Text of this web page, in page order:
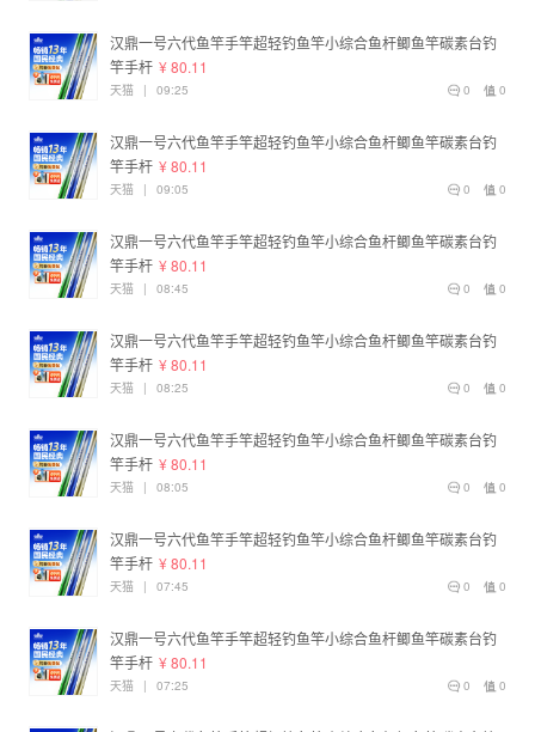
汉鼎一号六代鱼竿手竿超轻钓鱼竿小综合鱼杆鲫鱼竿碳素台钓
竿手杆 ¥ 80.11
0
0
天猫 | 09:25
汉鼎一号六代鱼竿手竿超轻钓鱼竿小综合鱼杆鲫鱼竿碳素台钓
竿手杆 ¥ 80.11
0
0
天猫 | 09:05
汉鼎一号六代鱼竿手竿超轻钓鱼竿小综合鱼杆鲫鱼竿碳素台钓
竿手杆 ¥ 80.11
0
0
天猫 | 08:45
汉鼎一号六代鱼竿手竿超轻钓鱼竿小综合鱼杆鲫鱼竿碳素台钓
竿手杆 ¥ 80.11
0
0
天猫 | 08:25
汉鼎一号六代鱼竿手竿超轻钓鱼竿小综合鱼杆鲫鱼竿碳素台钓
竿手杆 ¥ 80.11
0
0
天猫 | 08:05
汉鼎一号六代鱼竿手竿超轻钓鱼竿小综合鱼杆鲫鱼竿碳素台钓
竿手杆 ¥ 80.11
0
0
天猫 | 07:45
汉鼎一号六代鱼竿手竿超轻钓鱼竿小综合鱼杆鲫鱼竿碳素台钓
竿手杆 ¥ 80.11
0
0
天猫 | 07:25